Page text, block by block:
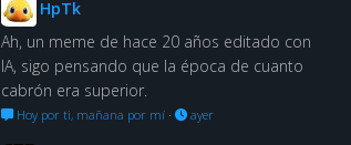
HpTk
Ah, un meme de hace 20 años editado con
IA, sigo pensando que la época de cuanto
cabrón era superior.
Hoy por ti, mañana por mí · ayer